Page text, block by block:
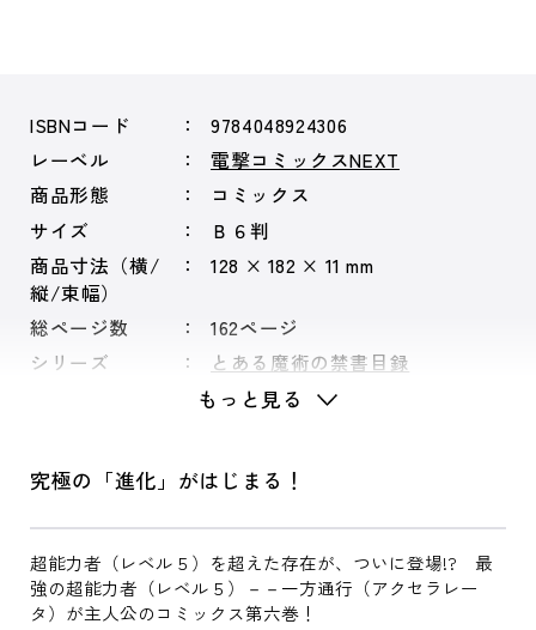
ISBNコード
9784048924306
レーベル
電撃コミックスNEXT
商品形態
コミックス
サイズ
Ｂ６判
商品寸法（横/
縦/束幅）
128 × 182 × 11 mm
総ページ数
162ページ
シリーズ
とある魔術の禁書目録
もっと見る
究極の「進化」がはじまる！
超能力者（レベル５）を超えた存在が、ついに登場!? 最
強の超能力者（レベル５）－－一方通行（アクセラレー
タ）が主人公のコミックス第六巻！